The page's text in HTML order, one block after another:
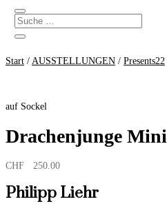
Start / AUSSTELLUNGEN / Presents22
auf Sockel
Drachenjunge Mini
CHF 250.00
Philipp Liehr